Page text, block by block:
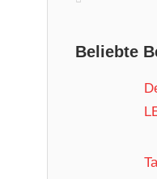
Beliebte